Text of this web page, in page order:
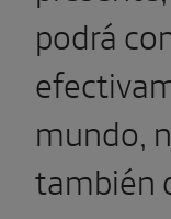
podrá
mundo,
también